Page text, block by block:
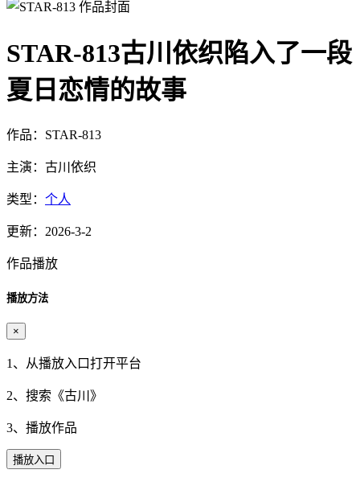
STAR-813古川依织陷入了一段
夏日恋情的故事
作品：STAR-813
主演：古川依织
类型： 个人
更新：2026-3-2
作品播放
播放方法
×
1、从播放入口打开平台
2、搜索《古川 》
3、播放作品
播放入口